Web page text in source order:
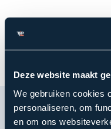
Deze website maakt
We gebruiken cookies
personaliseren, om
en om ons